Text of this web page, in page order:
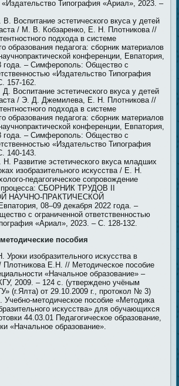
«Издательство Типография «Ариал», 2023. –
Воспитание эстетического вкуса у детей
/ М. В. Кобзаренко, Е. Н. Плотникова //
подхода в системе
образования педагога: сборник материалов
конференции, Евпатория,
года. – Симферополь: Общество с
«Издательство Типография
157-162.
Воспитание эстетического вкуса у детей
/ Э. Д. Джемилева, Е. Н. Плотникова //
подхода в системе
образования педагога: сборник материалов
конференции, Евпатория,
года. – Симферополь: Общество с
«Издательство Типография
140-143.
Н. Развитие эстетического вкуса младших
изобразительного искусства / Е. Н.
педагогическое сопровождение
процесса: СБОРНИК ТРУДОВ II
НАУЧНО-ПРАКТИЧЕСКОЙ
08–09 декабря 2022 года. –
с ограниченной ответственностью
«Ариал», 2023. – С. 128-132.
пособия
Уроки изобразительного искусства в
Плотникова Е.Н. // Методическое пособие
«Начальное образование» –
2009. – 124 с. (утверждено учёным
(г.Ялта) от 29.10.2009 г., протокол № 3)
Учебно-методическое пособие «Методика
искусства» для обучающихся
44.03.01 Педагогическое образование,
«Начальное образование».